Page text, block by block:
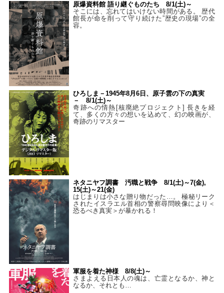
原爆資料館 語り継ぐものたち 8/1(土)～
そこには、忘れてはいけない時間がある。 歴代
館長が命を削って守り続けた”歴史の現場”の全
容。
ひろしま－1945年8月6日、原子雲の下の真実
－ 8/1(土)～
奇跡への情熱[核廃絶プロジェクト] 長きを経
て、多くの方々の想いを込めて、幻の映画が、
奇跡のリマスター
ネタニヤフ調書 汚職と戦争 8/1(土)～7(金),
15(土)～21(金)
はじまりは小さな贈り物だった…。 極秘リーク
されたイスラエル首相の警察尋問映像により＜
恐るべき真実＞が暴かれる！
軍服を着た神様 8/8(土)～
さまよえる日本人の魂は、亡霊となるか、神と
なるか、それとも…